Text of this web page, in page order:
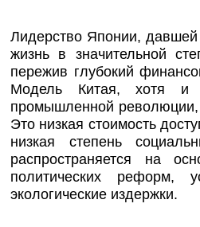
Лидерство Японии, давшей
жизнь в значительной
пережив глубокий
Модель Китая, хотя и
промышленной
Это низкая стоимость
низкая степень
распространяется на
политических реформ,
экологические издержки.